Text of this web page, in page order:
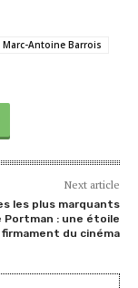
Marc-Antoine Barrois
Next article
les plus marquants
Portman : une étoile
firmament du cinéma